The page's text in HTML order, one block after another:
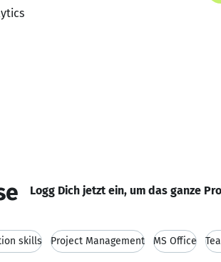
Logg Dich jetzt ein, um das ganze
skills Project Management MS Office